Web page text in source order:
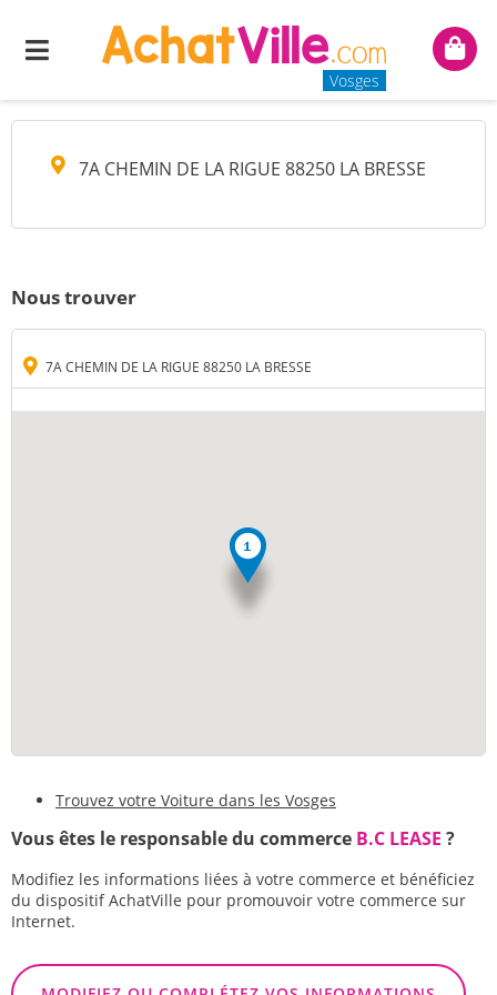
Menu
Vosges
Mon
B.C LEASE
7A CHEMIN DE LA RIGUE 88250 LA BRESSE
Nous trouver
7A CHEMIN DE LA RIGUE 88250 LA BRESSE
Trouvez votre Voiture dans les Vosges
Vous êtes le responsable du commerce B.C LEASE ?
Modifiez les informations liées à votre commerce et bénéficiez
du dispositif AchatVille pour promouvoir votre commerce sur
Internet.